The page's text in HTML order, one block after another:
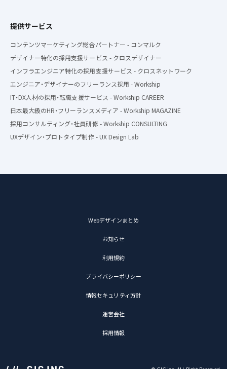
提供サービス
コンテンツマーケティング総合パートナー - コンマルク
デザイナー特化の採用支援サービス - クロスデザイナー
インフラエンジニア特化の採用支援サービス - クロスネットワーク
エンジニア・デザイナーのフリーランス採用 - Workship
IT・DX人材の採用・転職支援サービス - Workship CAREER
日本最大級のHR・フリーランスメディア - Workship MAGAZINE
採用コンサルティング・社員研修 - Workship CONSULTING
UXデザイン・プロトタイプ制作 - UX Design Lab
Webデザインまとめ
お知らせ
利用規約
プライバシーポリシー
情報セキュリティ方針
運営会社
採用情報